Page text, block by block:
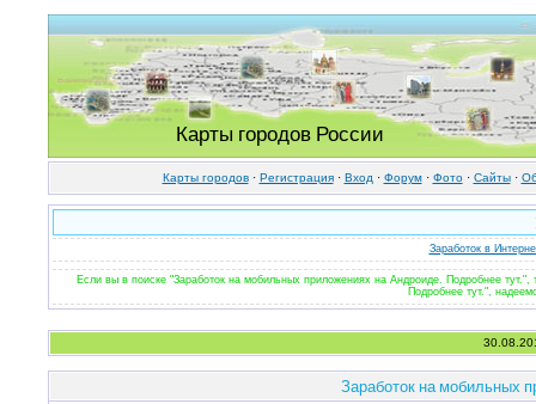
Карты городов России
Карты городов· Регистрация· Вход · Форум· Фото· Cайты·
Заработок в
Если вы в поиске "Заработок на мобильных приложениях на Андроиде. Подробнее
Подробнее тут.",
Заработок на мобильных